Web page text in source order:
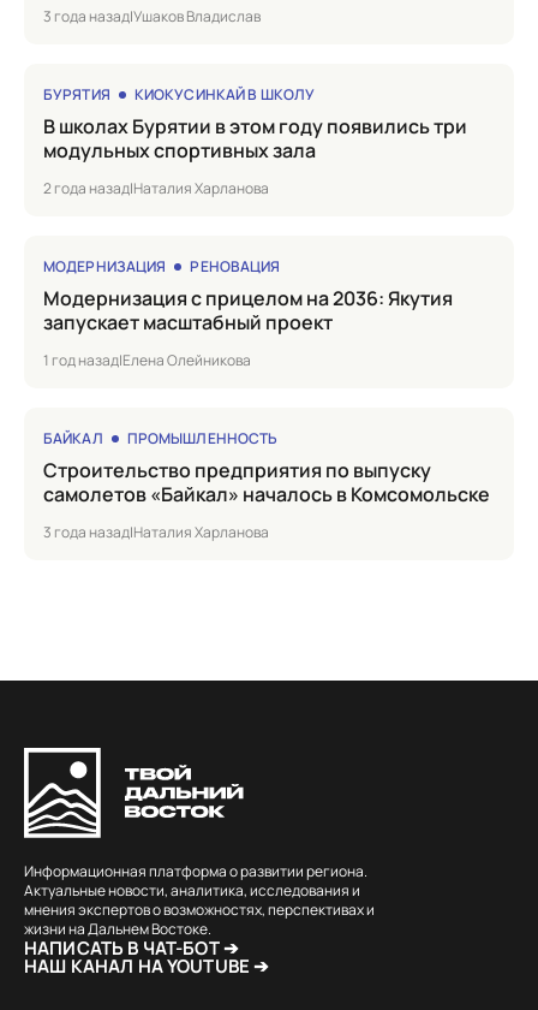
3 года назад|Ушаков Владислав
БУРЯТИЯ КИОКУСИНКАЙ В ШКОЛУ
в школах Бурятии в этом году появились три
модульных спортивных зала
2 года назад|Наталия Харланова
МОДЕРНИЗАЦИЯ РЕНОВАЦИЯ
Модернизация с прицелом на 2036: Якутия
запускает масштабный проект
1 год назад|Елена Олейникова
БАЙКАЛ ПРОМЫШЛЕННОСТЬ
Строительство предприятия по выпуску
самолетов «Байкал» началось в Комсомольске
3 года назад|Наталия Харланова
Информационная платформа о развитии региона.
Актуальные новости, аналитика, исследования и
мнения экспертов о возможностях, перспективах и
жизни на Дальнем Востоке.
НАПИСАТЬ В ЧАТ-БОТ ➔
НАШ КАНАЛ НА YOUTUBE ➔